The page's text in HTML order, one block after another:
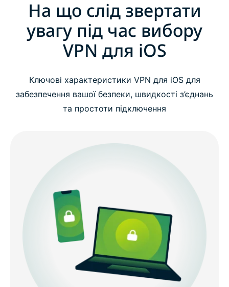
На що слід звертати
увагу під час вибору
VPN для iOS
Ключові характеристики VPN для iOS для
забезпечення вашої безпеки, швидкості з’єднань
та простоти підключення